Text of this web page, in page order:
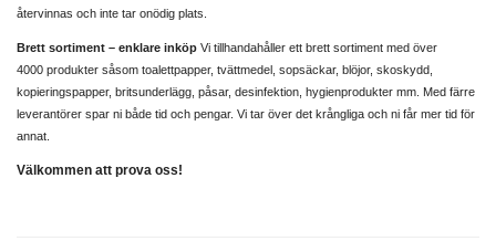
återvinnas och inte tar onödig plats.
Brett sortiment – enklare inköp Vi tillhandahåller ett brett sortiment med över
4000 produkter såsom toalettpapper, tvättmedel, sopsäckar, blöjor, skoskydd,
kopieringspapper, britsunderlägg, påsar, desinfektion, hygienprodukter mm. Med färre
leverantörer spar ni både tid och pengar. Vi tar över det krångliga och ni får mer tid för
annat.
Välkommen att prova oss!